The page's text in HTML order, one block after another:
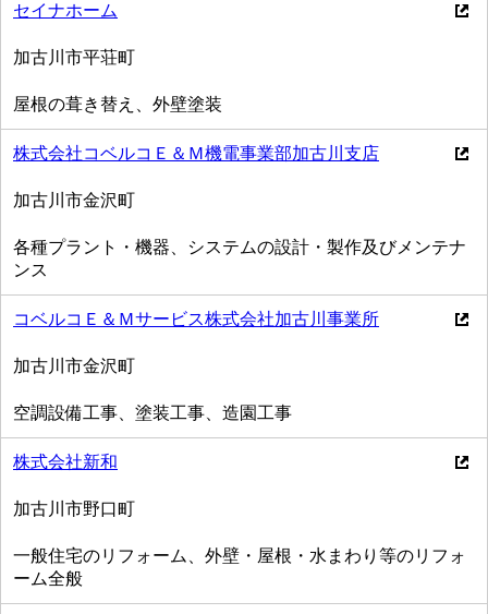
セイナホーム
加古川市平荘町
屋根の葺き替え、外壁塗装
株式会社コベルコＥ＆Ｍ機電事業部加古川支店
加古川市金沢町
各種プラント・機器、システムの設計・製作及びメンテナ
ンス
コベルコＥ＆Ｍサービス株式会社加古川事業所
加古川市金沢町
空調設備工事、塗装工事、造園工事
株式会社新和
加古川市野口町
一般住宅のリフォーム、外壁・屋根・水まわり等のリフォ
ーム全般